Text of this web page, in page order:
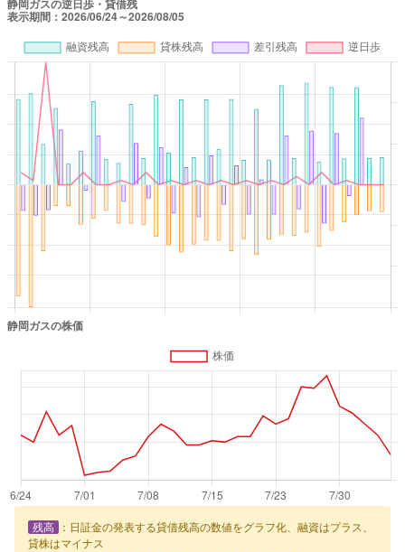
残高
：日証金の発表する貸借残高の数値をグラフ化、融資はプラス、
貸株はマイナス